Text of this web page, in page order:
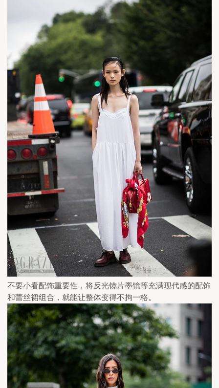
不要小看配饰重要性，将反光镜片墨镜等充满现代感的配饰
和蕾丝裙组合，就能让整体变得不拘一格。